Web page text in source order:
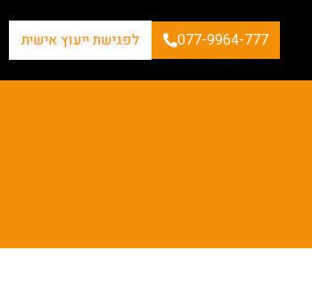
077-9964-777 לפגישת ייעוץ אישית